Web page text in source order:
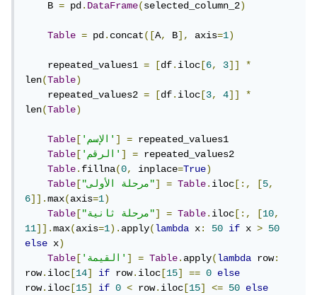
    B
= pd.DataFrame(selected_column_2)
Table = pd.concat([A, B], axis=1)
    repeated_values1
= [df.iloc [6, 3]]
*
len(Table)
    repeated_values2
= [df.iloc [3, 4]]
*
len(Table)
Table [ 'الإسم'] = repeated_values1
Table [ 'الرقم'] = repeated_values2
Table.fillna(0, inplace=True)
Table [ "مرحلة الأولى"] = Table.iloc [:, [5,
6]].max(axis=1)
Table [ "مرحلة ثانية"] = Table.iloc [:, [10,
11]].max(axis=1).apply(lambda x: 50 if x >
50
else x)
Table [ 'القيمة'] = Table.apply(lambda row:
row.iloc [14] if row.iloc [15] == 0
else
row.iloc [15] if 0 < row.iloc [15] <= 50
else